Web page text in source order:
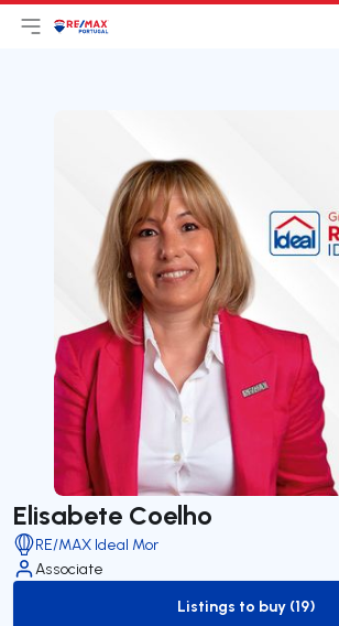
Open main menu
LogoGo to homepage
Elisabete Coelho
RE/MAX Ideal Mor
Associate
to-buy-listing
Listings to buy (19)